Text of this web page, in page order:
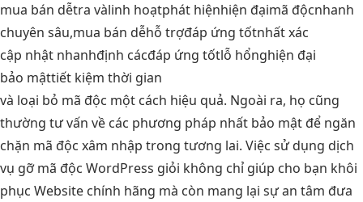
mua bán dễtra vàlinh hoạtphát hiệnhiện đạimã độcnhanh
chuyên sâu,mua bán dễhỗ trợđáp ứng tốtnhất xác
cập nhật nhanhđịnh cácđáp ứng tốtlỗ hổnghiện đại
bảo mậttiết kiệm thời gian
và loại bỏ mã độc một cách hiệu quả. Ngoài ra, họ cũng
thường tư vấn về các phương pháp nhất bảo mật để ngăn
chặn mã độc xâm nhập trong tương lai. Việc sử dụng dịch
vụ gỡ mã độc WordPress giỏi không chỉ giúp cho bạn khôi
phục Website chính hãng mà còn mang lại sự an tâm đưa